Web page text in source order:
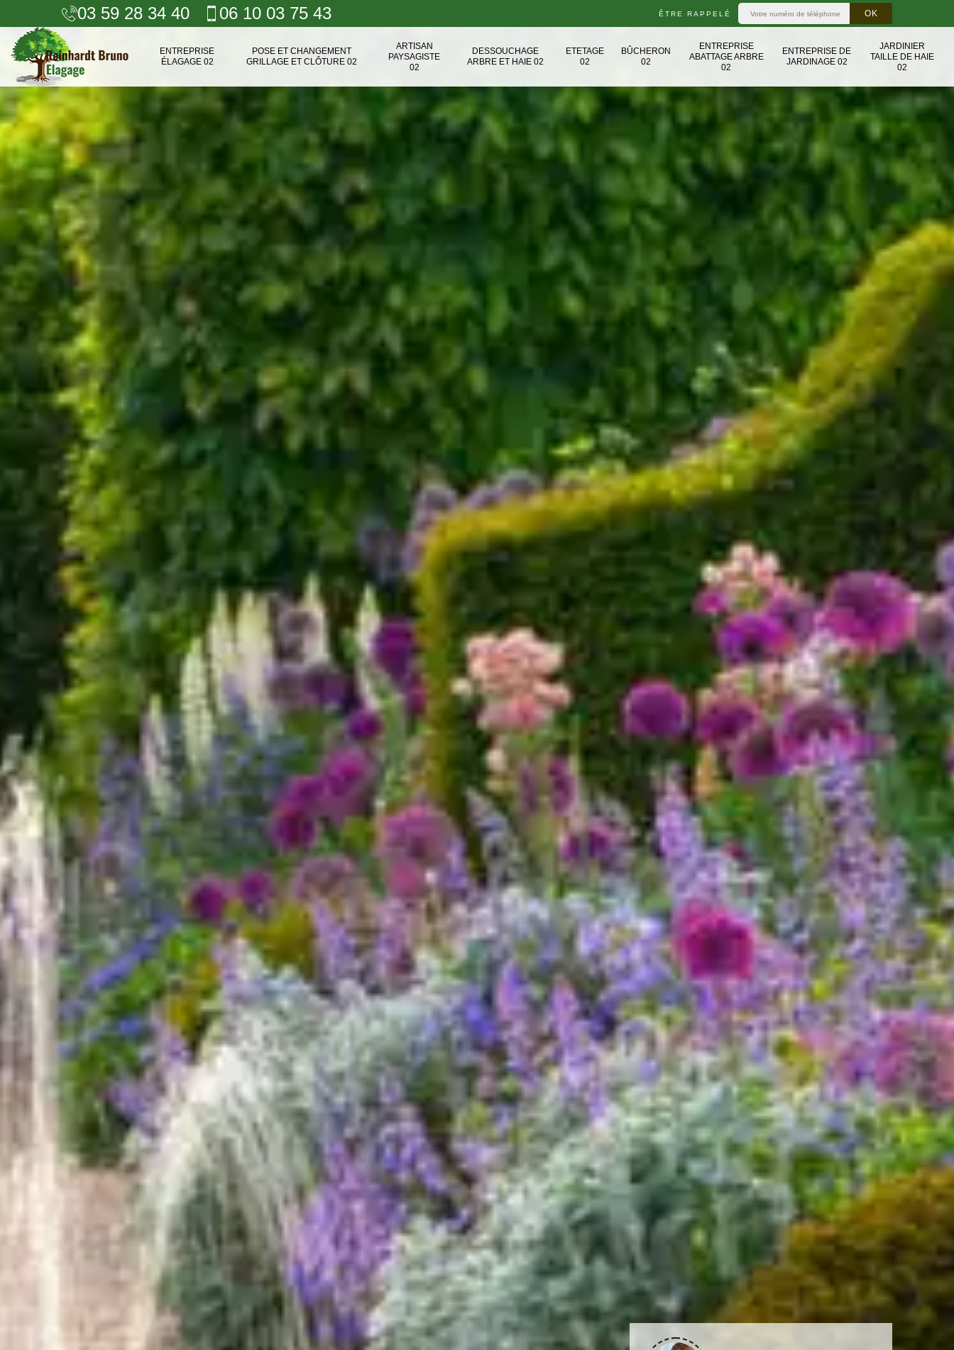
03 59 28 34 40 06 10 03 75 43 ÊTRE RAPPELÉ
ENTREPRISE
ÉLAGAGE 02
POSE ET CHANGEMENT
GRILLAGE ET CLÔTURE 02
ARTISAN
PAYSAGISTE
02
DESSOUCHAGE
ARBRE ET HAIE 02
ETETAGE
02
BÛCHERON
02
ENTREPRISE
ABATTAGE ARBRE
02
ENTREPRISE DE
JARDINAGE 02
JARDINIER
TAILLE DE HAIE
02